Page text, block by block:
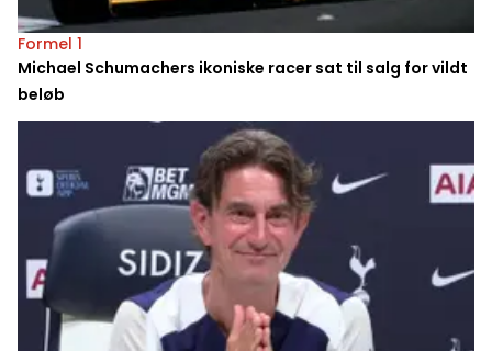
Formel 1
Michael Schumachers ikoniske racer sat til salg for vildt
beløb